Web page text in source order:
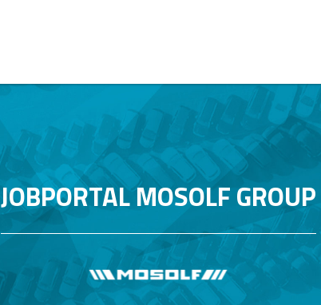
JOBPORTAL MOSOLF GROUP